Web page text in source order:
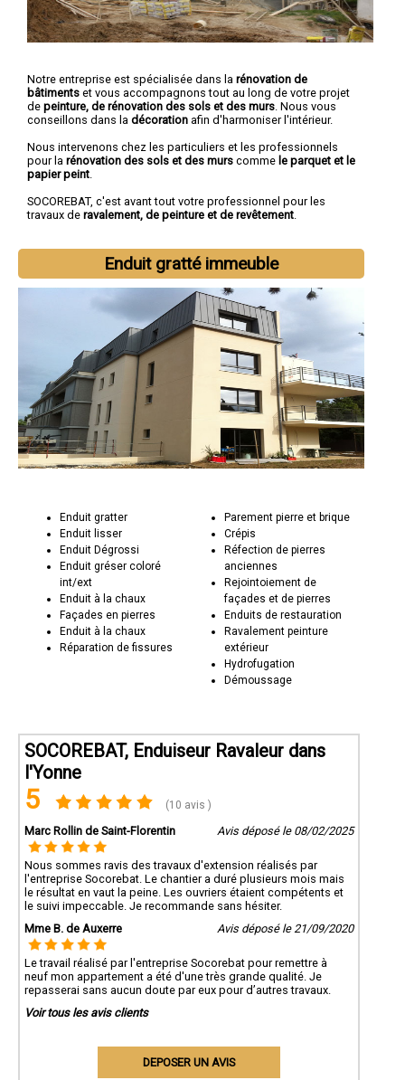
Notre entreprise est spécialisée dans la rénovation de
bâtiments et vous accompagnons tout au long de votre projet
de peinture, de rénovation des sols et des murs. Nous vous
conseillons dans la décoration afin d'harmoniser l'intérieur.
Nous intervenons chez les particuliers et les professionnels
pour la rénovation des sols et des murs comme le parquet et le
papier peint.
SOCOREBAT, c'est avant tout votre professionnel pour les
travaux de ravalement, de peinture et de revêtement.
Enduit gratté immeuble
Enduit gratter
Enduit lisser
Enduit Dégrossi
Enduit gréser coloré
int/ext
Enduit à la chaux
Façades en pierres
Enduit à la chaux
Réparation de fissures
Parement pierre et brique
Crépis
Réfection de pierres
anciennes
Rejointoiement de
façades et de pierres
Enduits de restauration
Ravalement peinture
extérieur
Hydrofugation
Démoussage
SOCOREBAT, Enduiseur Ravaleur dans
l'Yonne
5 (10 avis )
Marc Rollin de Saint-Florentin Avis déposé le 08/02/2025
Nous sommes ravis des travaux d'extension réalisés par
l'entreprise Socorebat. Le chantier a duré plusieurs mois mais
le résultat en vaut la peine. Les ouvriers étaient compétents et
le suivi impeccable. Je recommande sans hésiter.
Mme B. de Auxerre
Avis déposé le 21/09/2020
Le travail réalisé par l'entreprise Socorebat pour remettre à
neuf mon appartement a été d'une très grande qualité. Je
repasserai sans aucun doute par eux pour d’autres travaux.
Voir tous les avis clients
DEPOSER UN AVIS